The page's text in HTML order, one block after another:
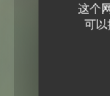
这个
可以
法国
Le
LE